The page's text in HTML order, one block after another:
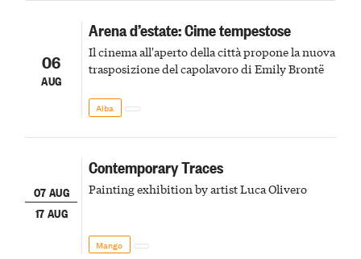
06
AUG
Arena d’estate: Cime tempestose
Il cinema all'aperto della città propone la nuova
trasposizione del capolavoro di Emily Brontë
Alba
07 AUG
17 AUG
Contemporary Traces
Painting exhibition by artist Luca Olivero
Mango